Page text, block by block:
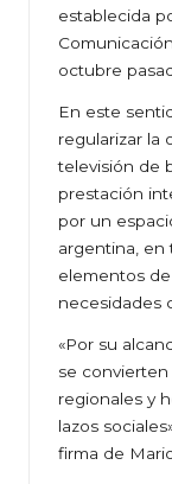
establecida
octubre
En este
regularizar la
televisión de
prestación
por un
argentina, en
elementos
necesidades
«Por su
se
regionales y
lazos
firma de